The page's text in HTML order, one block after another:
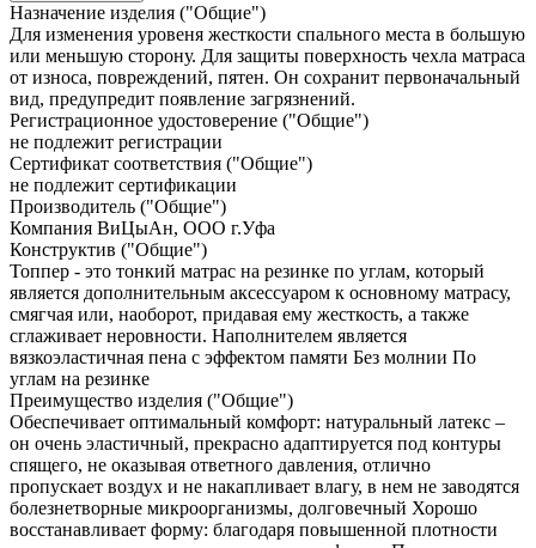
Назначение изделия ("Общие")
Для изменения уровеня жесткости спального места в большую
или меньшую сторону. Для защиты поверхность чехла матраса
от износа, повреждений, пятен. Он сохранит первоначальный
вид, предупредит появление загрязнений.
Регистрационное удостоверение ("Общие")
не подлежит регистрации
Сертификат соответствия ("Общие")
не подлежит сертификации
Производитель ("Общие")
Компания ВиЦыАн, ООО г.Уфа
Конструктив ("Общие")
Топпер - это тонкий матрас на резинке по углам, который
является дополнительным аксессуаром к основному матрасу,
смягчая или, наоборот, придавая ему жесткость, а также
сглаживает неровности. Наполнителем является
вязкоэластичная пена с эффектом памяти Без молнии По
углам на резинке
Преимущество изделия ("Общие")
Обеспечивает оптимальный комфорт: натуральный латекс –
он очень эластичный, прекрасно адаптируется под контуры
спящего, не оказывая ответного давления, отлично
пропускает воздух и не накапливает влагу, в нем не заводятся
болезнетворные микроорганизмы, долговечный Хорошо
восстанавливает форму: благодаря повышенной плотности